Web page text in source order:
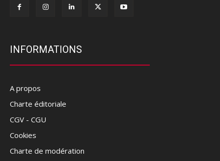
INFORMATIONS
A propos
Charte éditoriale
CGV - CGU
Cookies
Charte de modération